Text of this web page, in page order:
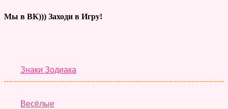
Мы в ВК))) Заходи в Игру!
Знаки Зодиака
Весёлые